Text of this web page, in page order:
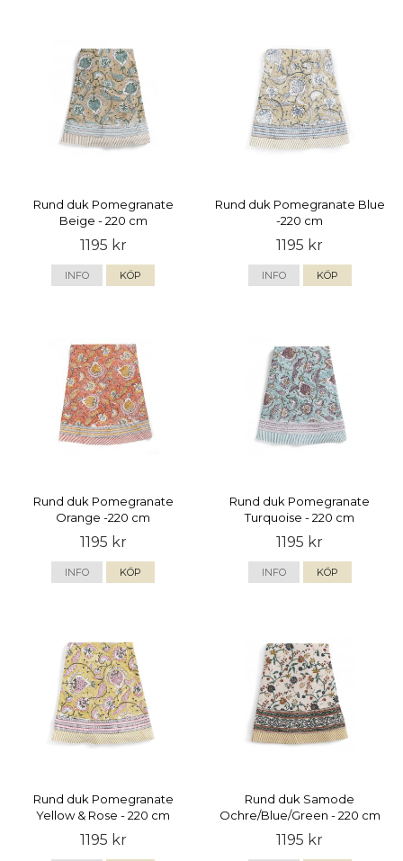
Rund duk Pomegranate
Beige - 220 cm
1195 kr
INFO KÖP
Rund duk Pomegranate Blue
-220 cm
1195 kr
INFO KÖP
Rund duk Pomegranate
Orange -220 cm
1195 kr
INFO KÖP
Rund duk Pomegranate
Turquoise - 220 cm
1195 kr
INFO KÖP
Rund duk Pomegranate
Yellow & Rose - 220 cm
1195 kr
Rund duk Samode
Ochre/Blue/Green - 220 cm
1195 kr